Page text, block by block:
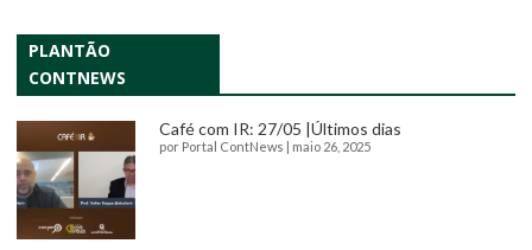
PLANTÃO
CONTNEWS
Café com IR: 27/05 |Últimos dias
por Portal ContNews | maio 26, 2025